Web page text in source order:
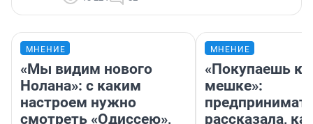
МНЕНИЕ
«Мы видим нового
Нолана»: с каким
настроем нужно
смотреть «Одиссею»,
МНЕНИЕ
«Покупаешь
мешке»:
рассказала,